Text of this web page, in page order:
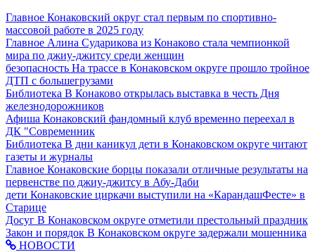
Главное Конаковский округ стал первым по спортивно-
массовой работе в 2025 году
Главное Алина Сударикова из Конаково стала чемпионкой
мира по джиу-джитсу среди женщин
безопасность На трассе в Конаковском округе прошло тройное
ДТП с большегрузами
Библиотека В Конаково открылась выставка в честь Дня
железнодорожников
Афиша Конаковский фандомный клуб временно переехал в
ДК "Современник
Библиотека В дни каникул дети в Конаковском округе читают
газеты и журналы
Главное Конаковские борцы показали отличные результаты на
первенстве по джиу-джитсу в Абу-Даби
дети Конаковские циркачи выступили на «КарандашФесте» в
Старице
Досуг В Конаковском округе отметили престольный праздник
Закон и порядок В Конаковском округе задержали мошенника
НОВОСТИ